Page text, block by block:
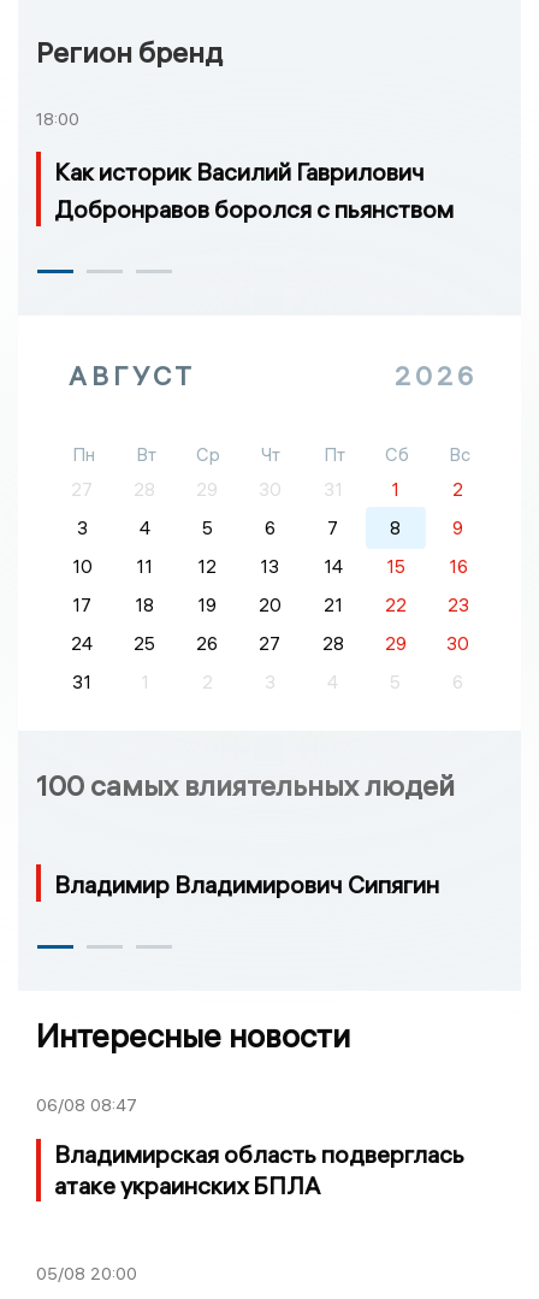
Регион бренд
18:00
Как историк Василий Гаврилович
Добронравов боролся с пьянством
АВГУСТ 2026
Пн Вт Ср Чт Пт Сб
Вс
27
28 29 30 31 1
2
3
4 5 6 7 8
9
10
11 12 13 14 15
16
17
18 19 20 21 22
23
24
25 26 27 28 29
30
31
1 2 3 4 5 6
100 самых влиятельных людей
Владимир Владимирович Сипягин
Интересные новости
06/08 08:47
Владимирская область подверглась
атаке украинских БПЛА
05/08 20:00